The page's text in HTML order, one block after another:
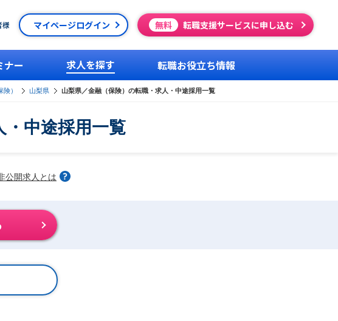
様 マイページログイン 無料 転職支援サービスに申し込む
ナー 求人を探す 転職お役立ち情報
険） 山梨県 山梨県／金融（保険）の転職・求人・中途採用一覧
・中途採用一覧
公開求人とは